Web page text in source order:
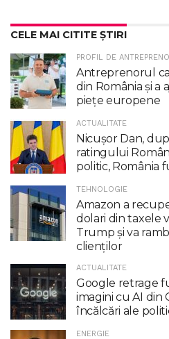
CELE MAI CITITE ȘTIRI
PROFIL DE
Antreprenorul
din România și a
piețe europene
ACTUALITATE
Nicuşor Dan,
ratingului
politic, România
TEHNOLOGIE
Amazon a
dolari din taxele
Trump şi va
clienţilor
ACTUALITATE
Google retrage
imagini cu AI din
încălcări ale
ENERGIE